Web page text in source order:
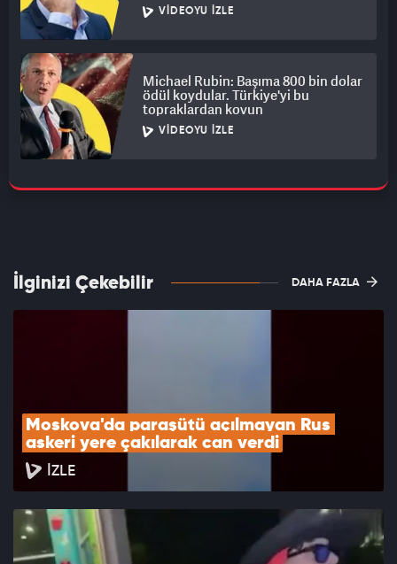
VIDEOYU İZLE
Michael Rubin: Başıma 800 bin dolar
ödül koydular. Türkiye'yi bu
topraklardan kovun
VIDEOYU İZLE
İlginizi Çekebilir DAHA FAZLA
Moskova'da paraşütü açılmayan Rus
askeri yere çakılarak can verdi
İZLE